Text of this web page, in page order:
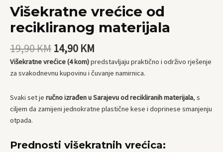
Višekratne vrećice od
recikliranog materijala
19,90KM 14,90 KM
Višekratne vrećice (4 kom)predstavljaju praktično i održivo rješenje
za svakodnevnu kupovinu i čuvanje namirnica.
Svaki set je ručno izrađen u Sarajevu od recikliranih materijala, s
ciljem da zamijeni jednokratne plastične kese i doprinese smanjenju
otpada.
Prednosti višekratnih vrećica: